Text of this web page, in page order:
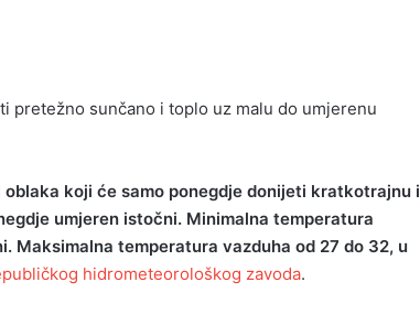
pretežno sunčano i toplo uz malu do umjerenu
koji će samo ponegdje donijeti kratkotrajnu i
umjeren istočni. Minimalna temperatura
Maksimalna temperatura vazduha od 27 do 32, u
hidrometeorološkog zavoda.